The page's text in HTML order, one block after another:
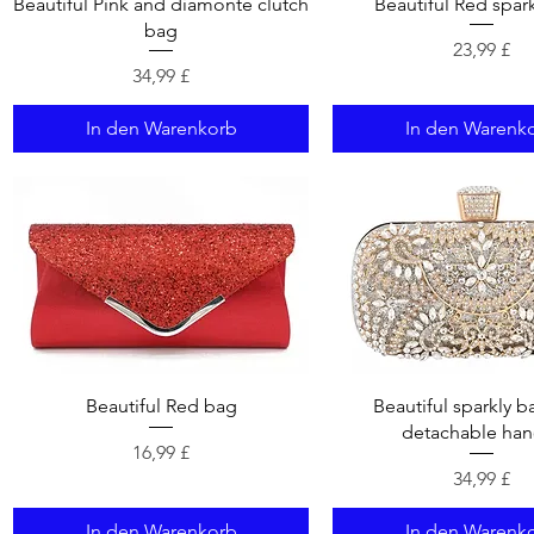
bag
Preis
34,99 £
In den Warenkorb
Preis
23,99 £
In den
Schnellansicht
Beautiful Red bag
Preis
16,99 £
Schnellansicht
Beautiful sparkly
detachable
Preis
34,99 £